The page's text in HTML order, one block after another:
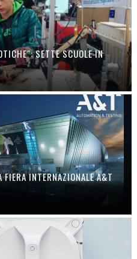
SETTE SCUOLE IN
INTERNAZIONALE A&T